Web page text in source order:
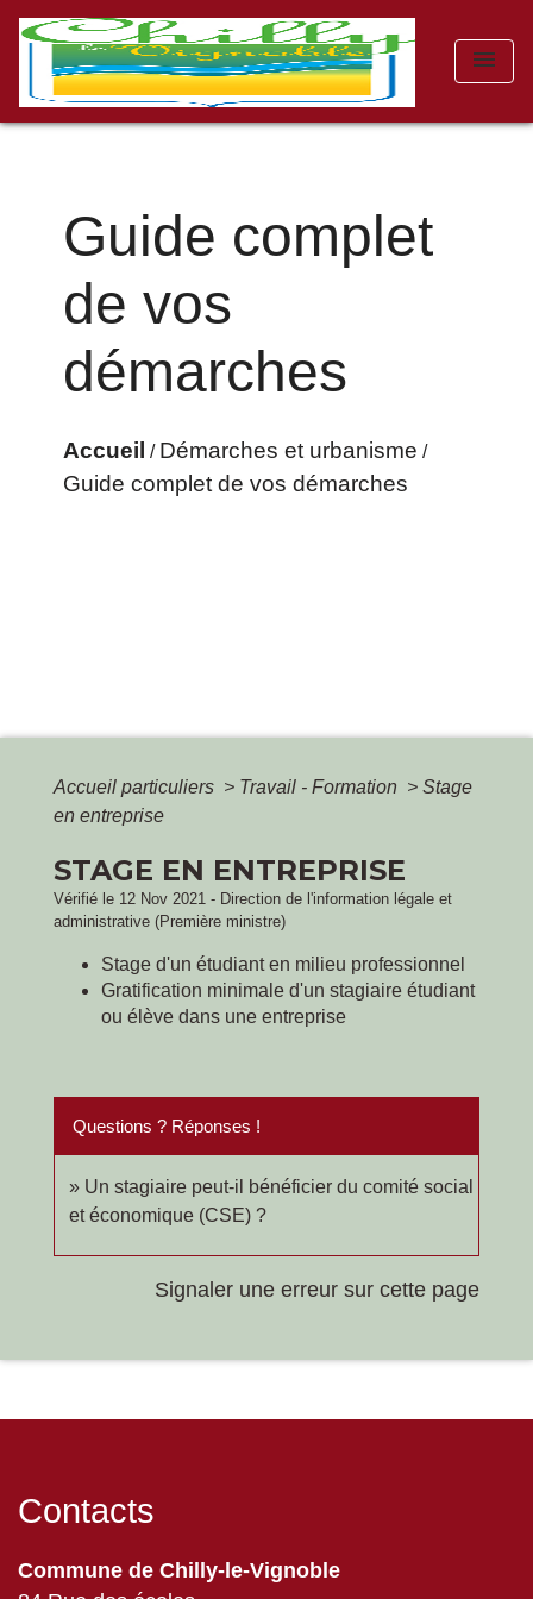
menu
Guide complet
de vos
démarches
Accueil / Démarches et urbanisme /
Guide complet de vos démarches
Accueil particuliers > Travail - Formation > Stage
en entreprise
STAGE EN ENTREPRISE
Vérifié le 12 Nov 2021 - Direction de l'information légale et
administrative (Première ministre)
Stage d'un étudiant en milieu professionnel
Gratification minimale d'un stagiaire étudiant
ou élève dans une entreprise
Questions ? Réponses !
Un stagiaire peut-il bénéficier du comité social
et économique (CSE) ?
Signaler une erreur sur cette page
Contacts
Commune de Chilly-le-Vignoble